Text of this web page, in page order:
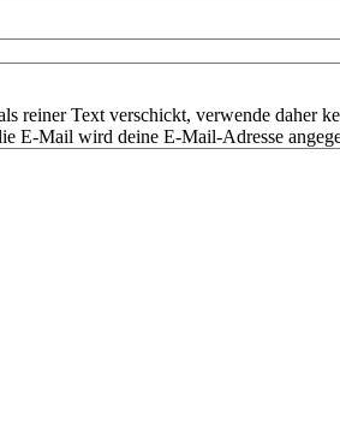
reiner Text verschickt, verwende daher
E-Mail wird deine E-Mail-Adresse